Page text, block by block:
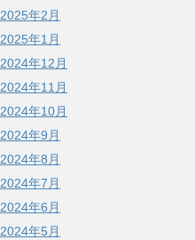
2025年2月
2025年1月
2024年12月
2024年11月
2024年10月
2024年9月
2024年8月
2024年7月
2024年6月
2024年5月